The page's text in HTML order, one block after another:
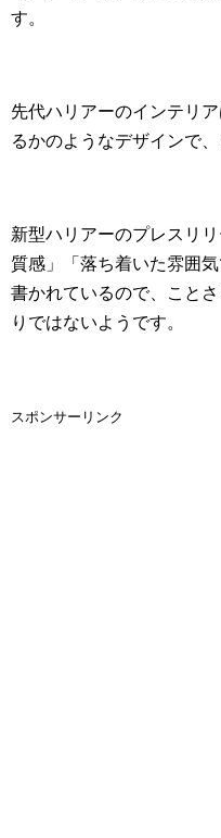
す。
先代ハリアーのインテリ
るかのようなデザインで
新型ハリアーのプレスリ
質感」「落ち着いた雰囲
書かれているので、こと
りではないようです。
スポンサーリンク